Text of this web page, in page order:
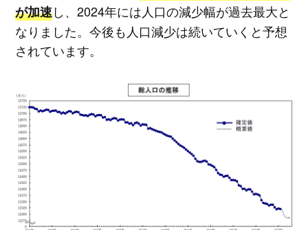
が加速し、2024年には人口の減少幅が過去最大と
なりました。今後も人口減少は続いていくと予想
されています。